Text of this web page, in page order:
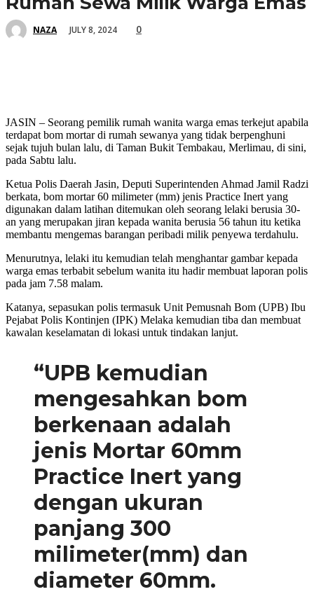
NAZA JULY 8, 2024 0
JASIN – Seorang pemilik rumah wanita warga emas terkejut apabila
terdapat bom mortar di rumah sewanya yang tidak berpenghuni
sejak tujuh bulan lalu, di Taman Bukit Tembakau, Merlimau, di sini,
pada Sabtu lalu.
Ketua Polis Daerah Jasin, Deputi Superintenden Ahmad Jamil Radzi
berkata, bom mortar 60 milimeter (mm) jenis Practice Inert yang
digunakan dalam latihan ditemukan oleh seorang lelaki berusia 30-
an yang merupakan jiran kepada wanita berusia 56 tahun itu ketika
membantu mengemas barangan peribadi milik penyewa terdahulu.
Menurutnya, lelaki itu kemudian telah menghantar gambar kepada
warga emas terbabit sebelum wanita itu hadir membuat laporan polis
pada jam 7.58 malam.
Katanya, sepasukan polis termasuk Unit Pemusnah Bom (UPB) Ibu
Pejabat Polis Kontinjen (IPK) Melaka kemudian tiba dan membuat
kawalan keselamatan di lokasi untuk tindakan lanjut.
“UPB kemudian
mengesahkan bom
berkenaan adalah
jenis Mortar 60mm
Practice Inert yang
dengan ukuran
panjang 300
milimeter(mm) dan
diameter 60mm.